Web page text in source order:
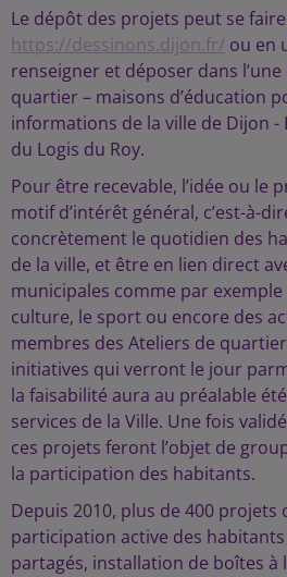
Le dépôt des projets peut se
https://dessinons.dijon.fr/ ou en
renseigner et déposer dans
quartier – maisons d’éducation
informations de la ville de Dijon -
du Logis du Roy.
Pour être recevable, l’idée ou le
motif d’intérêt général, c’est-à-
concrètement le quotidien des
de la ville, et être en lien direct
municipales comme par exemple
culture, le sport ou encore des
membres des Ateliers de
initiatives qui verront le jour
la faisabilité aura au préalable
services de la Ville. Une fois
ces projets feront l’objet de
la participation des habitants.
Depuis 2010, plus de 400 projets
participation active des
partagés, installation de boîtes à